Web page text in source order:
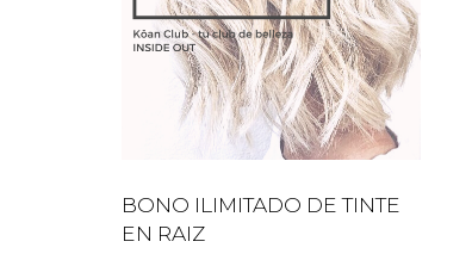
BONO ILIMITADO DE TINTE
EN RAIZ